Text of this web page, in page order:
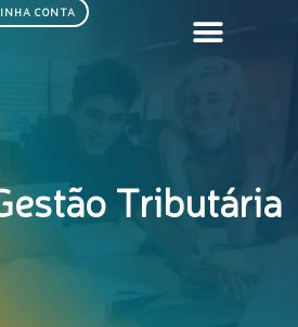
CONTA
Tributária